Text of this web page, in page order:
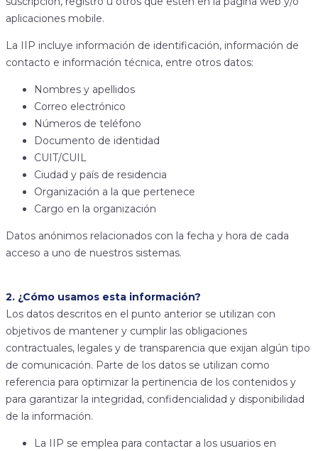
aplicaciones mobile.
La IIP incluye información de identificación, información de
contacto e información técnica, entre otros datos:
Nombres y apellidos
Correo electrónico
Números de teléfono
Documento de identidad
CUIT/CUIL
Ciudad y país de residencia
Organización a la que pertenece
Cargo en la organización
Datos anónimos relacionados con la fecha y hora de cada
acceso a uno de nuestros sistemas.
2. ¿Cómo usamos esta información?
Los datos descritos en el punto anterior se utilizan con
objetivos de mantener y cumplir las obligaciones
contractuales, legales y de transparencia que exijan algún tipo
de comunicación. Parte de los datos se utilizan como
referencia para optimizar la pertinencia de los contenidos y
para garantizar la integridad, confidencialidad y disponibilidad
de la información.
La IIP se emplea para contactar a los usuarios en